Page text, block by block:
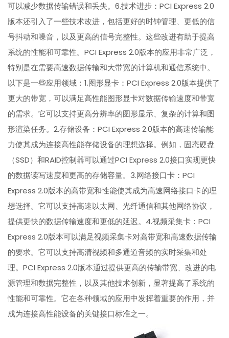
可以减少数据传输错误和丢失。6.技术进步：PCI Express 2.0
版本还引入了一些技术改进，包括更好的时钟管理、更低的信
号抖动和噪音，以及更高的信号完整性。这些改进有助于提高
系统的性能和可靠性。PCI Express 2.0版本的应用非常广泛，
特别是在需要高速数据传输和大带宽的计算机和通信系统中。
以下是一些应用领域：1.图形显卡：PCI Express 2.0版本提供了
更大的带宽，可以满足高性能图形显卡对数据传输速度和带宽
的需求。它可以支持更高分辨率的图形显示、复杂的计算和图
形渲染任务。2.存储设备：PCI Express 2.0版本的高速传输能
力使其成为连接高性能存储设备的理想选择。例如，固态硬盘
（SSD）和RAID控制器可以通过PCI Express 2.0接口实现更快
的数据读写速度和更高的存储容量。3.网络接口卡：PCI
Express 2.0版本的高带宽和性能使其成为高速网络接口卡的理
想选择。它可以支持高速以太网、光纤通信和其他网络协议，
提供更快的数据传输速度和更低的延迟。4.视频采集卡：PCI
Express 2.0版本可以满足视频采集卡对高带宽和高速数据传输
的要求。它可以支持高清视频和多通道音频的实时采集和处
理。PCI Express 2.0版本通过提供更高的传输带宽、改进的电
源管理和数据完整性，以及其他技术创新，显著提高了系统的
性能和可靠性。它在各种领域的应用中发挥着重要的作用，并
成为连接高性能设备的关键接口标准之一。